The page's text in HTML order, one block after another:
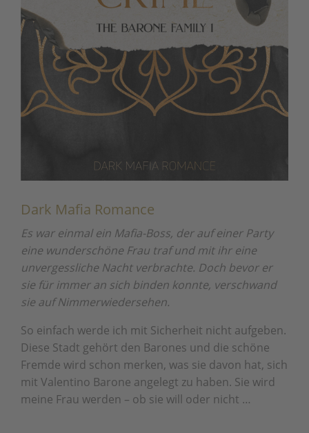
Dark Mafia Romance
Es war einmal ein Mafia-Boss, der auf einer Party
eine wunderschöne Frau traf und mit ihr eine
unvergessliche Nacht verbrachte. Doch bevor er
sie für immer an sich binden konnte, verschwand
sie auf Nimmerwiedersehen.
So einfach werde ich mit Sicherheit nicht aufgeben.
Diese Stadt gehört den Barones und die schöne
Fremde wird schon merken, was sie davon hat, sich
mit Valentino Barone angelegt zu haben. Sie wird
meine Frau werden – ob sie will oder nicht …